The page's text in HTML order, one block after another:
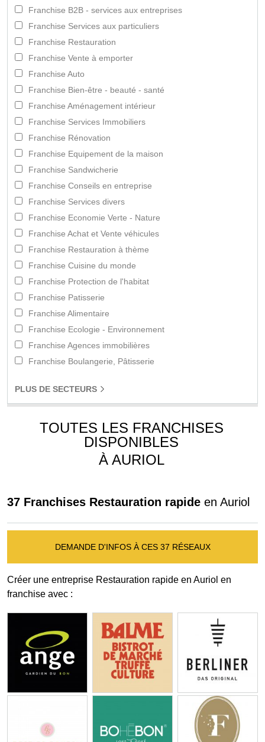
Franchise B2B - services aux entreprises
Franchise Services aux particuliers
Franchise Restauration
Franchise Vente à emporter
Franchise Auto
Franchise Bien-être - beauté - santé
Franchise Aménagement intérieur
Franchise Services Immobiliers
Franchise Rénovation
Franchise Equipement de la maison
Franchise Sandwicherie
Franchise Conseils en entreprise
Franchise Services divers
Franchise Economie Verte - Nature
Franchise Achat et Vente véhicules
Franchise Restauration à thème
Franchise Cuisine du monde
Franchise Protection de l'habitat
Franchise Patisserie
Franchise Alimentaire
Franchise Ecologie - Environnement
Franchise Agences immobilières
Franchise Boulangerie, Pâtisserie
PLUS DE SECTEURS
TOUTES LES FRANCHISES
DISPONIBLES
À AURIOL
37 Franchises Restauration rapide en Auriol
DEMANDE D'INFOS À CES 37 RÉSEAUX
Créer une entreprise Restauration rapide en Auriol en
franchise avec :